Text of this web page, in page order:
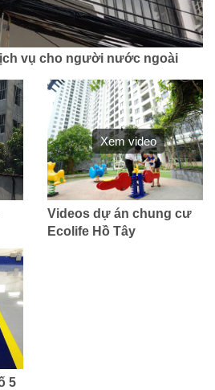
vụ cho người nước ngoài
Xem video
Videos dự án chung cư
Ecolife Hồ Tây
5